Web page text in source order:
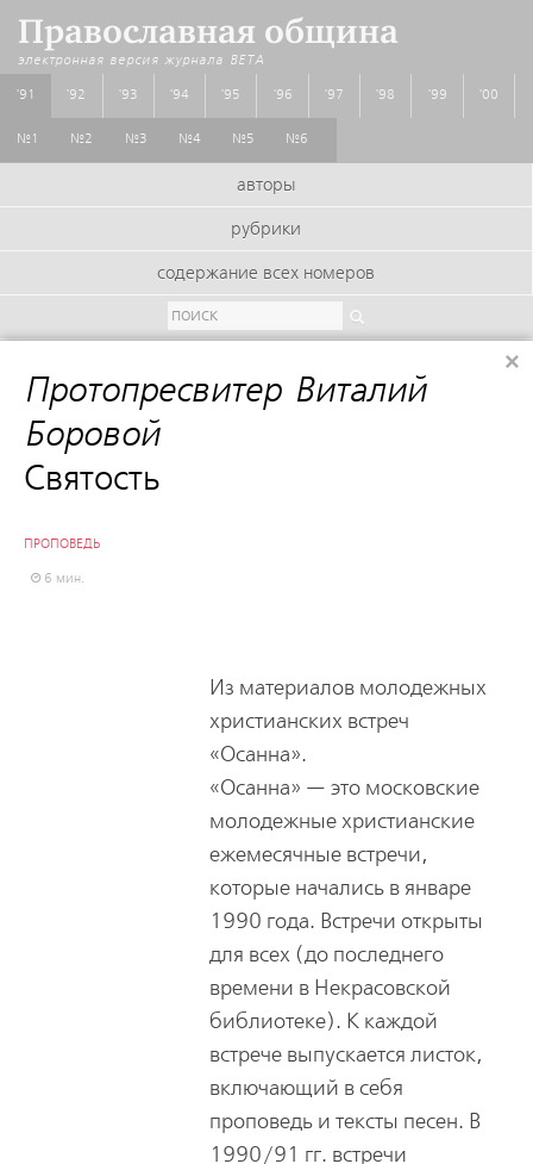
Православная община
электронная версия журнала BETA
'91
№1 №2 №3 №4 №5 №6
'92 '93 '94 '95 '96 '97 '98 '99 '00
авторы
рубрики
содержание всех номеров
Протопресвитер Виталий
Боровой:
Святость
ПРОПОВЕДЬ
6 мин.
Из материалов молодежных
христианских встреч
«Осанна».
«Осанна» — это московские
молодежные христианские
ежемесячные встречи,
которые начались в январе
1990 года. Встречи открыты
для всех (до последнего
времени в Некрасовской
библиотеке). К каждой
встрече выпускается листок,
включающий в себя
проповедь и тексты песен. В
1990/91 гг. встречи
×